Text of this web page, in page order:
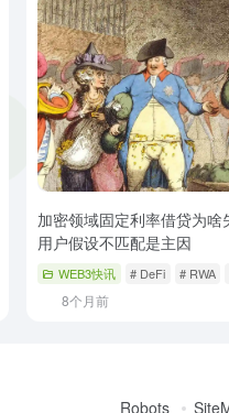
加密领域固定利率借贷为啥
用户假设不匹配是主因
WEB3快讯 # DeFi # RWA
8个月前
Robots